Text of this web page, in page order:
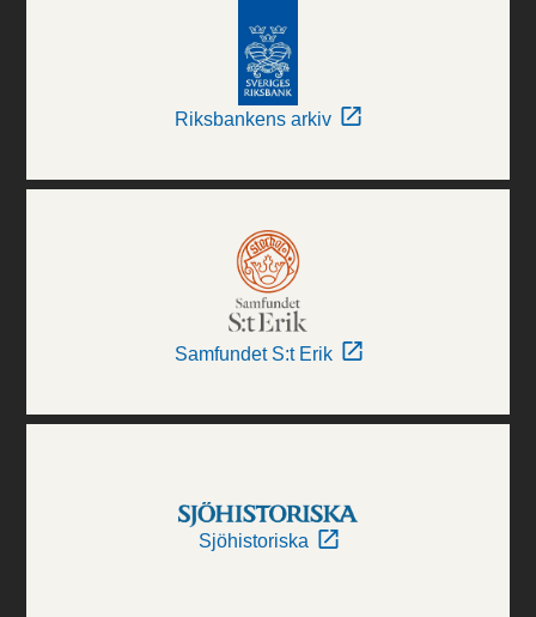
Riksbankens arkiv
Samfundet S:t Erik
Sjöhistoriska